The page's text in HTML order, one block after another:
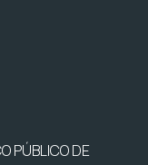
PÚBLICO DE